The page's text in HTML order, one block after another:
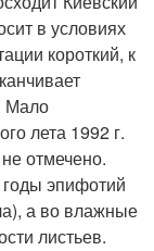
в условиях
короткий, к
Мало
лета 1992 г.
отмечено.
эпифотий
а во влажные
листьев.